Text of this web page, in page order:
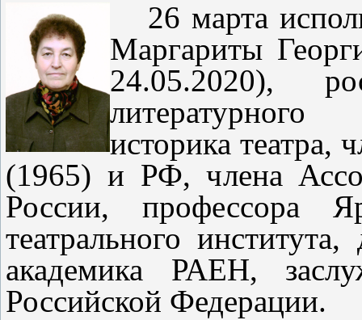
26 марта
Маргариты
24.05.2020),
историка
(1965) и РФ, члена
России, профессора
театрального
академика РАЕН,
Российской Федерации.